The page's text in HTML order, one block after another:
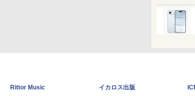
Rittor Music
イカロス出版